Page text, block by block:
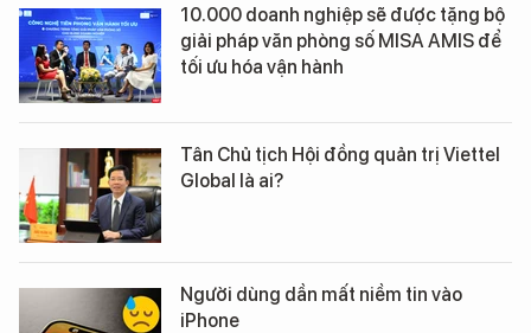
10.000 doanh nghiệp sẽ được tặng bộ
giải pháp văn phòng số MISA AMIS để
tối ưu hóa vận hành
Tân Chủ tịch Hội đồng quản trị Viettel
Global là ai?
Người dùng dần mất niềm tin vào
iPhone